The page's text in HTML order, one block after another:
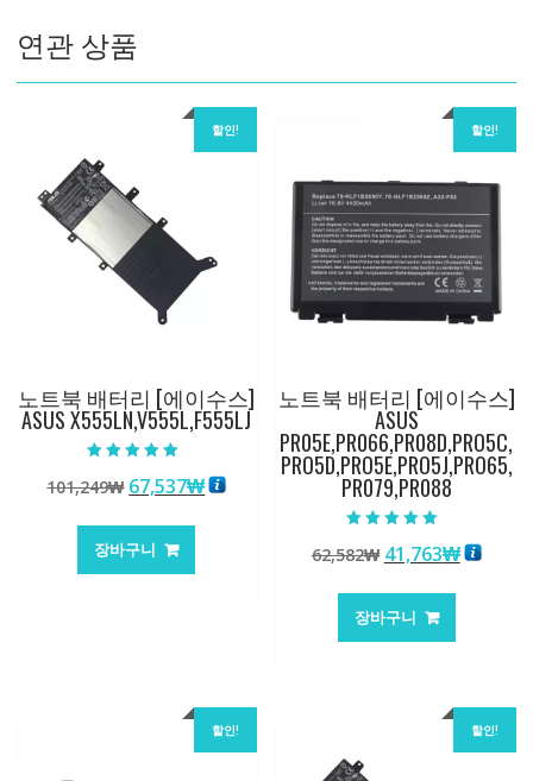
연관 상품
할인!
노트북 배터리 [에이수스]
ASUS X555LN,V555L,F555LJ
5.00
로 평가됨
101,249₩ 원
가
격:
67,537₩현
장바구니
할인!
노트북 배터리 [에이수스]
ASUS
PR05E,PR066,PR08D,PRO5C,
PRO5D,PRO5E,PRO5J,PRO65,
PR079,PR088
5.00
로 평가됨
62,582₩ 원
가
격:
41,763₩현
장바구니
할인! 할인!